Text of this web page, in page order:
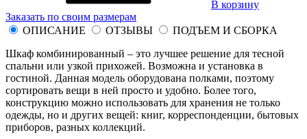
В корзину
Заказать по своим размерам
ОПИСАНИЕ
ОТЗЫВЫ
ПОДЪЕМ И СБОРКА
Шкаф комбинированный – это лучшее решение для тесной
спальни или узкой прихожей. Возможна и установка в
гостиной. Данная модель оборудована полками, поэтому
сортировать вещи в ней просто и удобно. Более того,
конструкцию можно использовать для хранения не только
одежды, но и других вещей: книг, корреспонденции, бытовых
приборов, разных коллекций.